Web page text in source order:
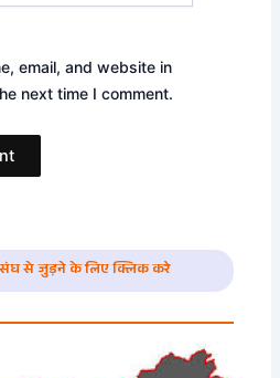
email, and website in
next time I comment.
संघ से जुड़ने के लिए क्लिक करे